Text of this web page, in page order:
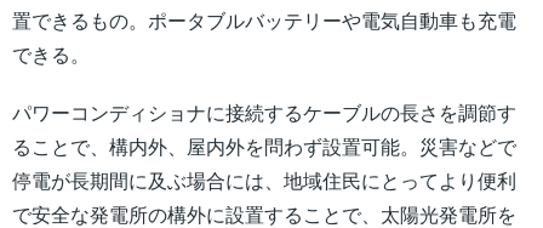
置できるもの。ポータブルバッテリーや電気自動車も充電
できる。
パワーコンディショナに接続するケーブルの長さを調節す
ることで、構内外、屋内外を問わず設置可能。災害などで
停電が長期間に及ぶ場合には、地域住民にとってより便利
で安全な発電所の構外に設置することで、太陽光発電所を